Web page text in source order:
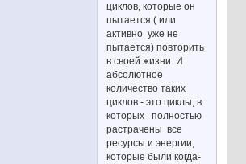
циклов, которые он
пытается ( или
активно уже не
пытается) повторить
в своей жизни. И
абсолютное
количество таких
циклов - это циклы, в
которых полностью
растрачены все
ресурсы и энергии,
которые были когда-